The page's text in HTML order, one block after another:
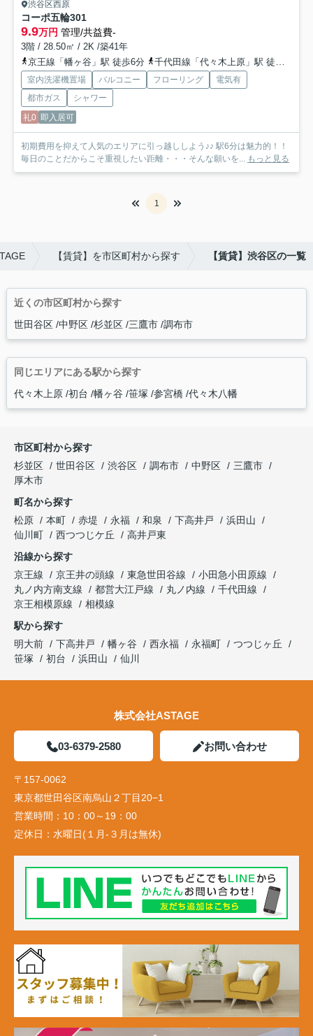
渋谷区西原
コーポ五輪301
9.9万円 管理/共益費-
3階 / 28.50㎡ / 2K /築41年
京王線「幡ヶ谷」駅 徒歩6分
千代田線「代々木上原」駅 徒歩14分
室内洗濯機置場 バルコニー フローリング
電気有
都市ガス
シャワー
礼0 即入居可
初期費用を抑えて人気のエリアに引っ越ししよう♪♪ 駅6分は魅力的！！
毎日のことだからこそ重視したい距離・・・そんな願いを... もっと見る
1
【賃貸】を市区町村から探す 【賃貸】渋谷区の一覧
近くの市区町村から探す
世田谷区 中野区 杉並区 三鷹市 調布市
同じエリアにある駅から探す
代々木上原 初台 幡ヶ谷 笹塚 参宮橋 代々木八幡
市区町村から探す
杉並区
世田谷区 渋谷区 調布市 中野区
三鷹市
厚木市
町名から探す
松原
本町 赤堤 永福 和泉 下高井戸
浜田山
仙川町
西つつじケ丘
高井戸東
沿線から探す
京王線
京王井の頭線 東急世田谷線
小田急小田原線
丸ノ内方南支線
都営大江戸線 丸ノ内線
千代田線
京王相模原線
相模線
駅から探す
明大前
下高井戸 幡ヶ谷 西永福 永福町
つつじヶ丘
笹塚
初台 浜田山 仙川
株式会社ASTAGE
03-6379-2580 お問い合わせ
〒157-0062
東京都世田谷区南烏山２丁目20−1
営業時間： 10：00～19：00
定休日： 水曜日(１月-３月は無休)